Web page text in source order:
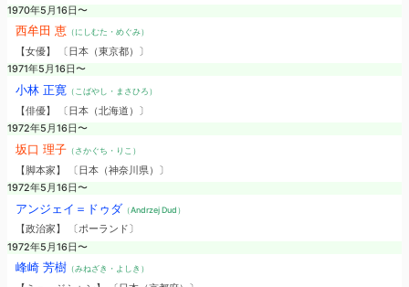
1970年5月16日〜
西牟田 恵 （にしむた・めぐみ）
【女優】 〔日本（東京都）〕
1971年5月16日〜
小林 正寛 （こばやし・まさひろ）
【俳優】 〔日本（北海道）〕
1972年5月16日〜
坂口 理子（さかぐち・りこ）
【脚本家】 〔日本（神奈川県）〕
1972年5月16日〜
アンジェイ＝ドゥダ （Andrzej Dud）
【政治家】 〔ポーランド〕
1972年5月16日〜
峰崎 芳樹（みねざき・よしき）